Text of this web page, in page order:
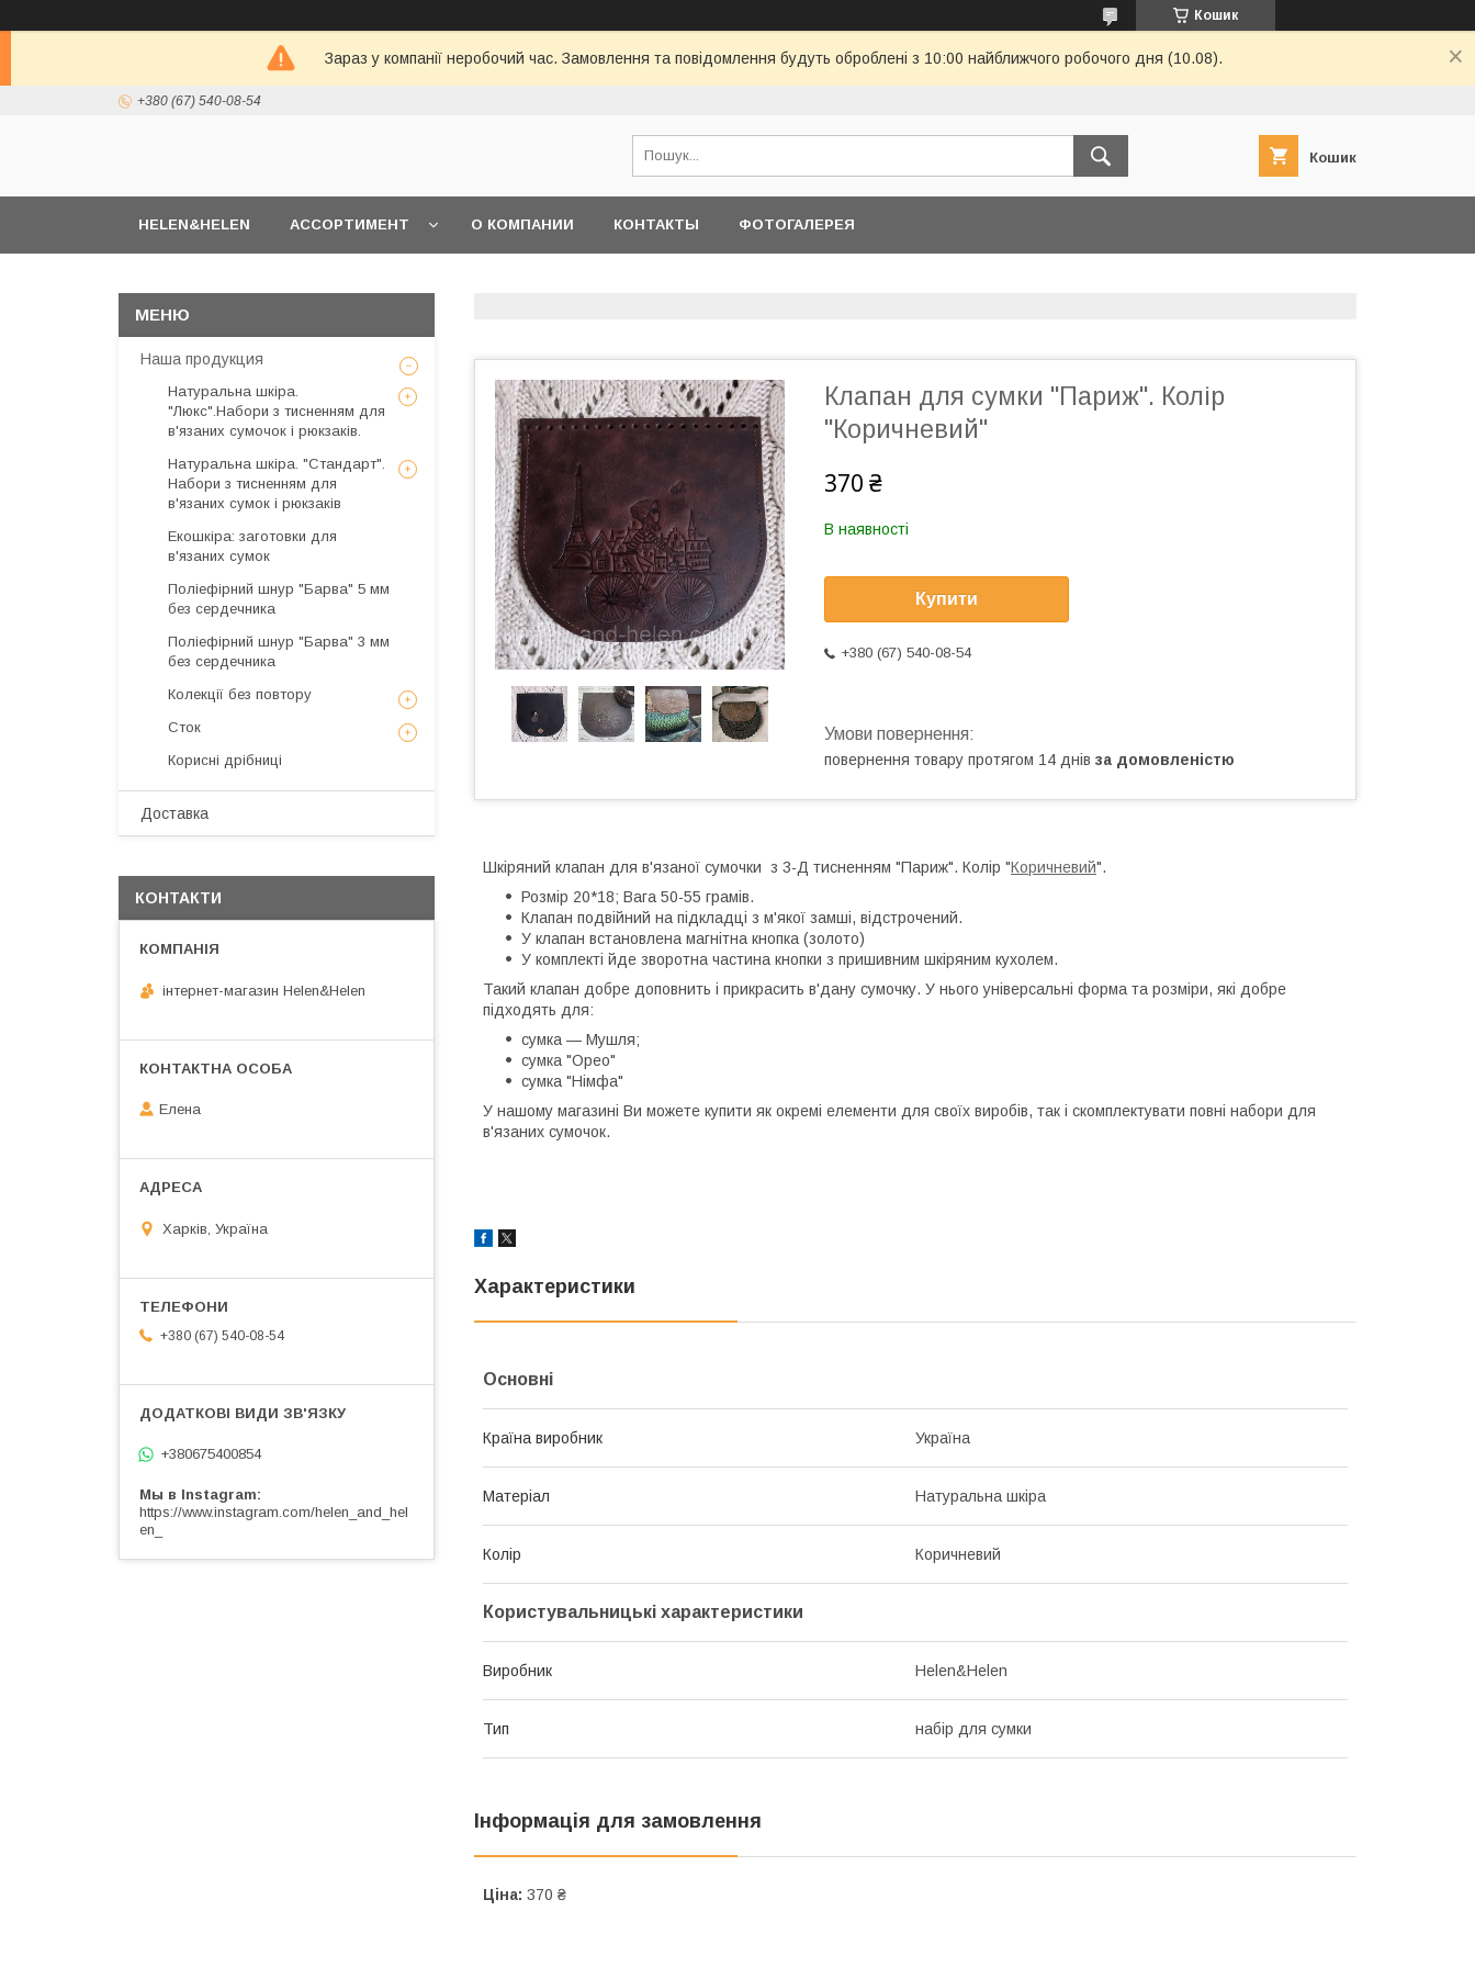
Кошик
Зараз у компанії неробочий час. Замовлення та повідомлення будуть оброблені з 10:00 найближчого робочого дня (10.08).
+380 (67) 540-08-54
Кошик
HELEN&HELEN АССОРТИМЕНТ О КОМПАНИИ КОНТАКТЫ ФОТОГАЛЕРЕЯ
Клапан для сумки "Париж". Колір
"Коричневий"
370 ₴
В наявності
Купити
+380 (67) 540-08-54
повернення товару протягом 14 днів за домовленістю
Шкіряний клапан для в'язаної сумочки з 3-Д тисненням "Париж". Колір "Коричневий".
Розмір 20*18; Вага 50-55 грамів.
Клапан подвійний на підкладці з м'якої замші, відстрочений.
У клапан встановлена магнітна кнопка (золото)
У комплекті йде зворотна частина кнопки з пришивним шкіряним кухолем.
Такий клапан добре доповнить і прикрасить в'дану сумочку. У нього універсальні форма та розміри, які добре
підходять для:
сумка — Мушля;
сумка "Орео"
сумка "Німфа"
У нашому магазині Ви можете купити як окремі елементи для своїх виробів, так і скомплектувати повні набори для
в'язаних сумочок.
Характеристики
Основні
Країна виробник Україна
Матеріал Натуральна шкіра
Колір Коричневий
Користувальницькі характеристики
Виробник Helen&Helen
Тип набір для сумки
Інформація для замовлення
Ціна: 370 ₴
Наша продукция
Натуральна шкіра.
"Люкс".Набори з тисненням для
в'язаних сумочок і рюкзаків.
Натуральна шкіра. "Стандарт".
Набори з тисненням для
в'язаних сумок і рюкзаків
Екошкіра: заготовки для
в'язаних сумок
Поліефірний шнур "Барва" 5 мм
без сердечника
Поліефірний шнур "Барва" 3 мм
без сердечника
Колекції без повтору
Сток
Корисні дрібниці
Доставка
КОНТАКТИ
інтернет-магазин Helen&Helen
Елена
Харків, Україна
+380 (67) 540-08-54
+380675400854
Мы в Instagram
https://www.instagram.com/helen_and_hel
en_